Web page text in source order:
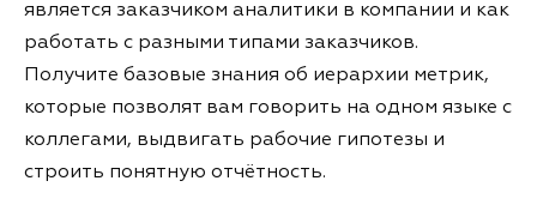
является заказчиком аналитики в компании и как
работать с разными типами заказчиков.
Получите базовые знания об иерархии метрик,
которые позволят вам говорить на одном языке с
коллегами, выдвигать рабочие гипотезы и
строить понятную отчётность.